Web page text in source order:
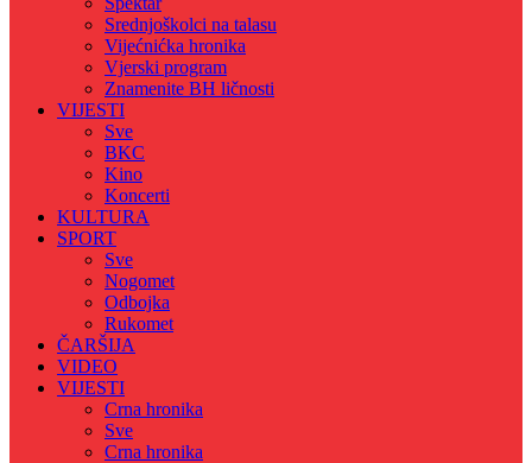
Srednjoškolci na talasu
Vijećnićka hronika
Vjerski program
Znamenite BH ličnosti
VIJESTI
Sve
BKC
Kino
Koncerti
KULTURA
SPORT
Sve
Nogomet
Odbojka
Rukomet
ČARŠIJA
VIDEO
VIJESTI
Crna hronika
Sve
Crna hronika